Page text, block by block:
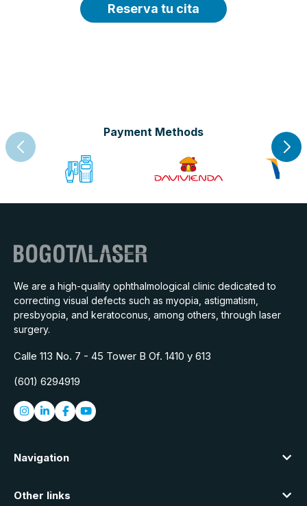
Reserva tu cita
Payment Methods
We are a high-quality ophthalmological clinic dedicated to
correcting visual defects such as myopia, astigmatism,
presbyopia, and keratoconus, among others, through laser
surgery.
Calle 113 No. 7 - 45 Tower B Of. 1410 y 613
(601) 6294919
Navigation
Other links